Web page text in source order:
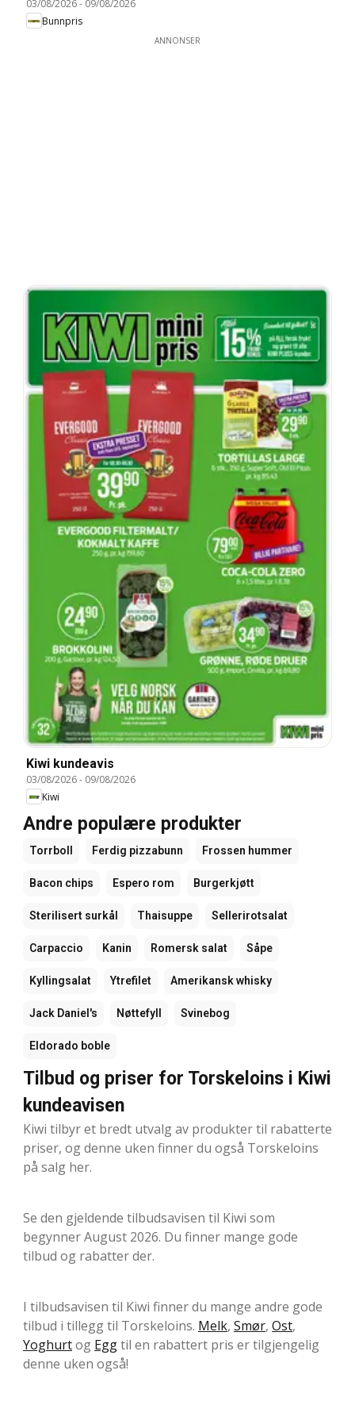
03/08/2026- 09/08/2026
Bunnpris
ANNONSER
Kiwi kundeavis
03/08/2026- 09/08/2026
Kiwi
Andre populære produkter
Torrboll Ferdig pizzabunn Frossen hummer
Bacon chips Espero rom Burgerkjøtt
Sterilisert surkål Thaisuppe Sellerirotsalat
Carpaccio Kanin Romersk salat Såpe
Kyllingsalat Ytrefilet Amerikansk whisky
Jack Daniel's Nøttefyll Svinebog
Eldorado boble
Tilbud og priser for Torskeloins i Kiwi
kundeavisen
Kiwi tilbyr et bredt utvalg av produkter til rabatterte
priser, og denne uken finner du også Torskeloins
på salg her.
Se den gjeldende tilbudsavisen til Kiwi som
begynner August 2026. Du finner mange gode
tilbud og rabatter der.
I tilbudsavisen til Kiwi finner du mange andre gode
tilbud i tillegg til Torskeloins. Melk, Smør, Ost,
Yoghurtog Eggtil en rabattert pris er tilgjengelig
denne uken også!